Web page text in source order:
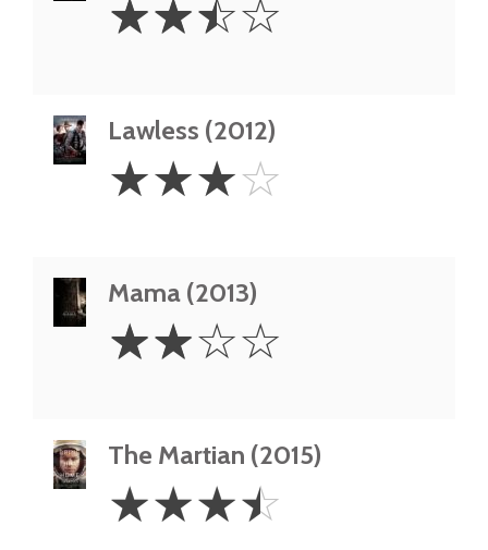
Stars
☆☆☆☆
Lawless (2012)
Stars
☆☆☆☆
Mama (2013)
Stars
☆☆☆☆
The Martian (2015)
3.5
Stars
☆☆☆☆